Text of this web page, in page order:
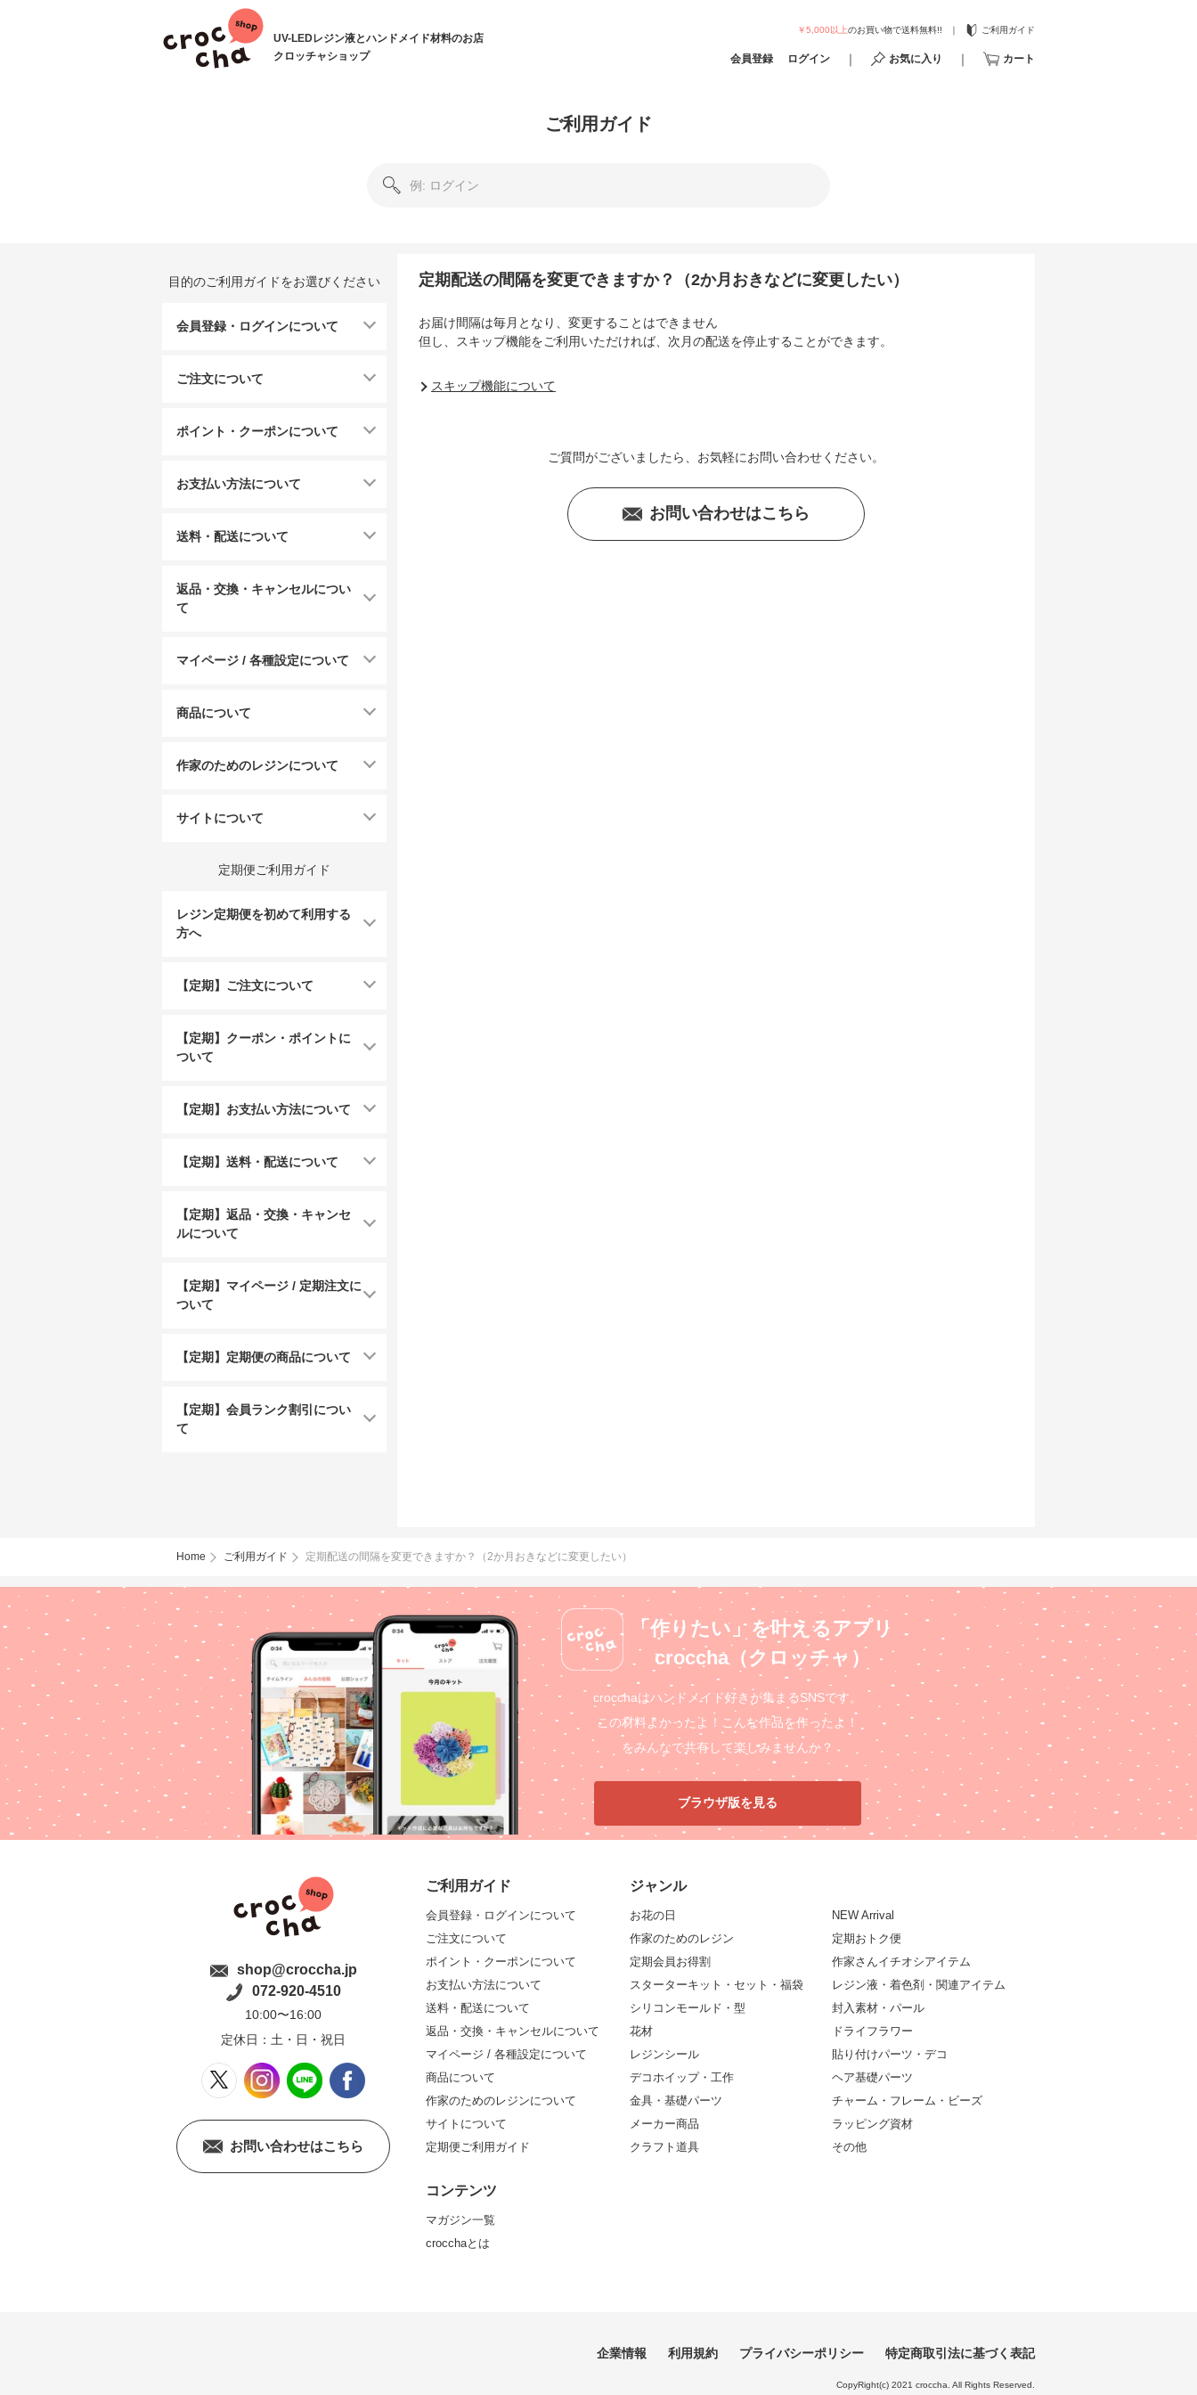
UV-LEDレジン液とハンドメイド材料のお店
クロッチャショップ
￥5,000以上のお買い物で送料無料!! ご利用ガイド
会員登録 ログイン お気に入り カート
ご利用ガイド
目的のご利用ガイドをお選びください
会員登録・ログインについて
ご注文について
ポイント・クーポンについて
お支払い方法について
送料・配送について
返品・交換・キャンセルについ
て
マイページ / 各種設定について
商品について
作家のためのレジンについて
サイトについて
定期便ご利用ガイド
レジン定期便を初めて利用する
方へ
【定期】ご注文について
【定期】クーポン・ポイントに
ついて
【定期】お支払い方法について
【定期】送料・配送について
【定期】返品・交換・キャンセ
ルについて
【定期】マイページ / 定期注文に
ついて
【定期】定期便の商品について
【定期】会員ランク割引につい
て
定期配送の間隔を変更できますか？（2か月おきなどに変更したい）
お届け間隔は毎月となり、変更することはできません
但し、スキップ機能をご利用いただければ、次月の配送を停止することができます。
スキップ機能について
ご質問がございましたら、 お気軽にお問い合わせください。
お問い合わせはこちら
Home ご利用ガイド 定期配送の間隔を変更できますか？（2か月おきなどに変更したい）
「作りたい」を叶えるアプリ
croccha（クロッチャ）
crocchaはハンドメイド好きが集まるSNSです。
この材料よかったよ！こんな作品を作ったよ！
をみんなで共有して楽しみませんか？
ブラウザ版を見る
shop@croccha.jp
072-920-4510
10:00〜16:00
定休日：土・日・祝日
お問い合わせはこちら
ご利用ガイド
会員登録・ログインについて
ご注文について
ポイント・クーポンについて
お支払い方法について
送料・配送について
返品・交換・キャンセルについて
マイページ / 各種設定について
商品について
作家のためのレジンについて
サイトについて
定期便ご利用ガイド
コンテンツ
マガジン一覧
crocchaとは
ジャンル
お花の日
NEW Arrival
作家のためのレジン
定期おトク便
定期会員お得割
作家さんイチオシアイテム
スターターキット・セット・福袋
レジン液・着色剤・関連アイテム
シリコンモールド・型
封入素材・パール
花材
ドライフラワー
レジンシール
貼り付けパーツ・デコ
デコホイップ・工作
ヘア基礎パーツ
金具・基礎パーツ
チャーム・フレーム・ビーズ
メーカー商品
ラッピング資材
クラフト道具
その他
企業情報 利用規約 プライバシーポリシー 特定商取引法に基づく表記
CopyRight(c) 2021 croccha. All Rights Reserved.